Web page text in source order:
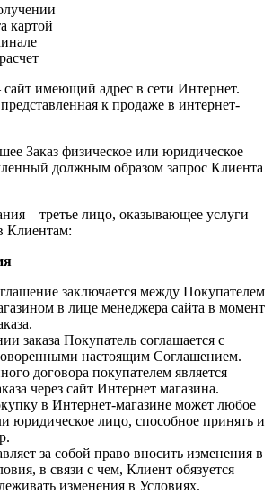
картой
сайт имеющий адрес в сети Интернет.
к продаже в интернет-
Заказ физическое или юридическое
должным образом запрос Клиента
– третье лицо, оказывающее услуги
Клиентам:
заключается между Покупателем
в лице менеджера сайта в момент
заказа Покупатель соглашается с
настоящим Соглашением.
договора покупателем является
через сайт Интернет магазина.
в Интернет-магазине может любое
юридическое лицо, способное принять и
за собой право вносить изменения в
в связи с чем, Клиент обязуется
изменения в Условиях.